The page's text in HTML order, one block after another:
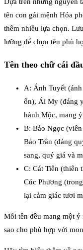
tên con gái mệnh Hỏa
thêm nhiều lựa chọn.
lưỡng để chọn tên phù
Tên theo chữ cái
A: Ánh Tuyết
ổn), Ái My (đáng
hành Mộc, mang
B: Bảo Ngọc
Bảo Trân (đáng
sang, quý giá và
C: Cát Tiên (thiên
Cúc Phương
lại cảm giác tươi
Mỗi tên đều mang một ý
sao cho phù hợp với